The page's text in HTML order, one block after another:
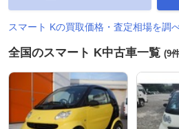
スマート Kの買取価格・査定相場を調
全国のスマート K中古車一覧 (9